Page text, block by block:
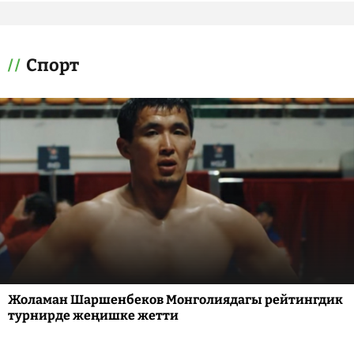
Спорт
Жоламан Шаршенбеков Монголиядагы рейтингдик
турнирде жеңишке жетти